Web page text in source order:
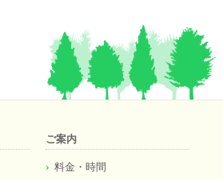
ご案内
料金・時間